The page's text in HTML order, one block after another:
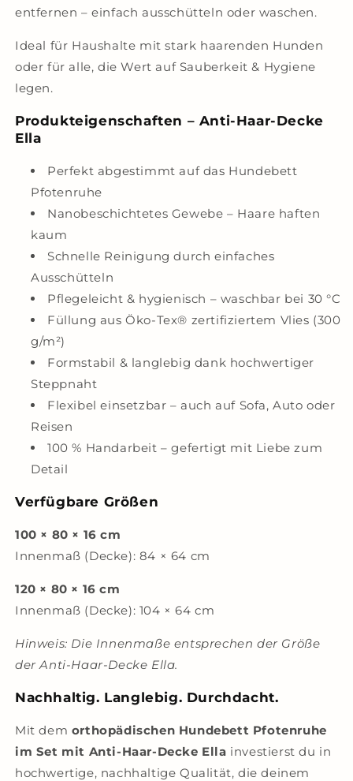
entfernen – einfach ausschütteln oder waschen.
Ideal für Haushalte mit stark haarenden Hunden
oder für alle, die Wert auf Sauberkeit & Hygiene
legen.
Produkteigenschaften – Anti-Haar-Decke
Ella
Perfekt abgestimmt auf das Hundebett
Pfotenruhe
Nanobeschichtetes Gewebe – Haare haften
kaum
Schnelle Reinigung durch einfaches
Ausschütteln
Pflegeleicht & hygienisch – waschbar bei 30 °C
Füllung aus Öko-Tex® zertifiziertem Vlies (300
g/m²)
Formstabil & langlebig dank hochwertiger
Steppnaht
Flexibel einsetzbar – auch auf Sofa, Auto oder
Reisen
100 % Handarbeit – gefertigt mit Liebe zum
Detail
Verfügbare Größen
100 × 80 × 16 cm
Innenmaß (Decke): 84 × 64 cm
120 × 80 × 16 cm
Innenmaß (Decke): 104 × 64 cm
Hinweis: Die Innenmaße entsprechen der Größe
der Anti-Haar-Decke Ella.
Nachhaltig. Langlebig. Durchdacht.
Mit dem orthopädischen Hundebett Pfotenruhe
im Set mit Anti-Haar-Decke Ella investierst du in
hochwertige, nachhaltige Qualität, die deinem